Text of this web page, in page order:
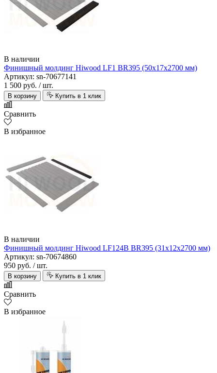
В наличии
Финишный молдинг Hiwood LF1 BR395 (50х17х2700 мм)
Артикул: sn-70677141
1 500 руб. / шт.
В корзину Купить в 1 клик
Сравнить
В избранное
В наличии
Финишный молдинг Hiwood LF124B BR395 (31х12х2700 мм)
Артикул: sn-70674860
950 руб. / шт.
В корзину Купить в 1 клик
Сравнить
В избранное